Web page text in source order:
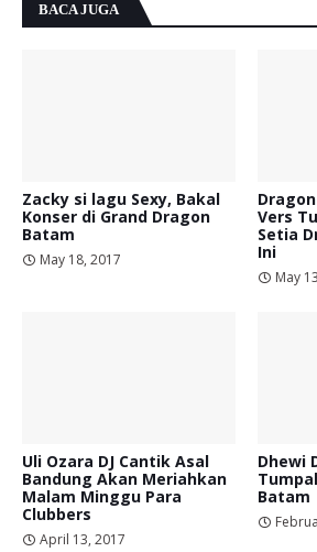
BACA JUGA
Zacky si lagu Sexy, Bakal
Konser di Grand Dragon
Batam
May 18, 2017
Vers
Setia
Ini
May
Uli Ozara DJ Cantik Asal
Bandung Akan Meriahkan
Malam Minggu Para
Clubbers
April 13, 2017
Dhewi
Batam